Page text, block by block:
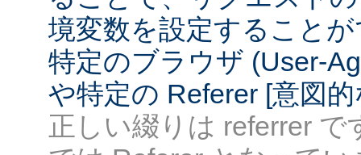
境変数を設定すること
特定のブラウザ (User-
や特定の Referer [意図
正しい綴りは referrer で